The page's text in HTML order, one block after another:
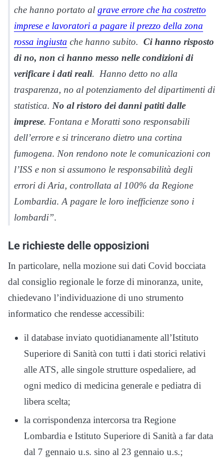
che hanno portato al grave errore che ha costretto
imprese e lavoratori a pagare il prezzo della zona
rossa ingiusta che hanno subito. Ci hanno risposto
di no, non ci hanno messo nelle condizioni di
verificare i dati reali. Hanno detto no alla
trasparenza, no al potenziamento del dipartimenti di
statistica. No al ristoro dei danni patiti dalle
imprese. Fontana e Moratti sono responsabili
dell’errore e si trincerano dietro una cortina
fumogena. Non rendono note le comunicazioni con
l’ISS e non si assumono le responsabilità degli
errori di Aria, controllata al 100% da Regione
Lombardia. A pagare le loro inefficienze sono i
lombardi”.
Le richieste delle opposizioni
In particolare, nella mozione sui dati Covid bocciata
dal consiglio regionale le forze di minoranza, unite,
chiedevano l’individuazione di uno strumento
informatico che rendesse accessibili:
il database inviato quotidianamente all’Istituto
Superiore di Sanità con tutti i dati storici relativi
alle ATS, alle singole strutture ospedaliere, ad
ogni medico di medicina generale e pediatra di
libera scelta;
la corrispondenza intercorsa tra Regione
Lombardia e Istituto Superiore di Sanità a far data
dal 7 gennaio u.s. sino al 23 gennaio u.s.;